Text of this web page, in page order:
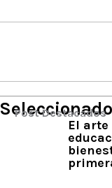
Post Destacados
El